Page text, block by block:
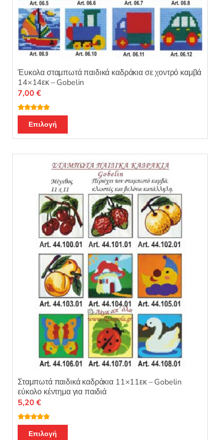
Έυκολα σταμπωτά παιδικά καδράκια σε χοντρό καμβά
14×14εκ – Gobelin
Βαθμολογή
θηκε με5.00
από 5
7,00 €
Επιλογή
το
έχει
πολλαπλές
παραλλαγές.
Οι
επιλογές
μπορούν
να
επιλεγούν
στη
σελίδα
του
προϊόντος
Σταμπωτά παιδικά καδράκια 11×11εκ – Gobelin
εύκολο κέντημα για παιδιά
Βαθμολογή
θηκε με5.00
από 5
5,20 €
Επιλογή